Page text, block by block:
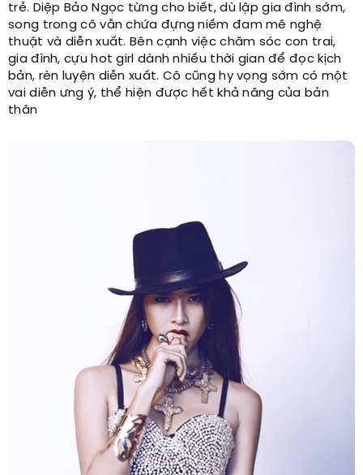
trẻ. Diệp Bảo Ngọc từng cho biết, dù lập gia đình sớm,
song trong cô vẫn chứa đựng niềm đam mê nghệ
thuật và diễn xuất. Bên cạnh việc chăm sóc con trai,
gia đình, cựu hot girl dành nhiều thời gian để đọc kịch
bản, rèn luyện diễn xuất. Cô cũng hy vọng sớm có một
vai diễn ưng ý, thể hiện được hết khả năng của bản
thân